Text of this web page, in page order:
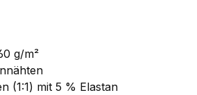
g/m²
(1:1) mit 5 % Elastan